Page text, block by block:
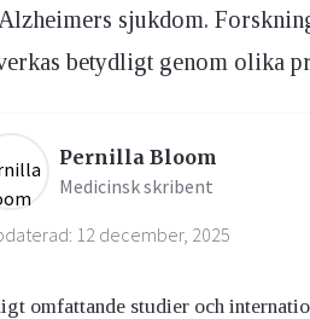
sjukdom.
betydligt genom olika
Pernilla Bloom
Medicinsk skribent
12 december, 2025
omfattande studier och